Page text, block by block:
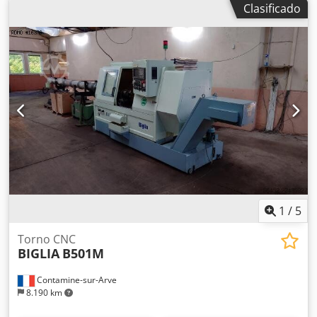
6000 kg Máquina completa con: • Mordaza de apriete
Autoblok de 25 mm • 6 portafresas fijas para mecanizado
interior • 5 portafresas fijas para mecanizado exterior • 1
Frontal • 4 motorizadas axiales + 2 radiales • Presetting •
Manuales de instrucciones con declaración CE
HUSILLO * Potencia de husillo : 5.5 |kW] - Diámetro
máximo en el banco : 320 [mm] - Precisión de indexación
eje C : 0.001 [°] TORRETA - Número de posiciones : 12 -
Carrera X/Z : 210/500 [mm] - Potencia herramientas
giratorias : 3.7 |kW] ALIMENTACIÓN ELÉCTRICA - Tensión
de alimentación : 400 [V] - Potencia instalada : 17 |kW]
DIMENSIONES TOTALES - Dimensiones en el suelo : 3900 X
1870 [mm] - Altura máquina : 1960 [mm] - Peso de la
máquina : 4300 [Kg] HORAS MÁQUINA - Horas en tensión :
50508 [h] - Horas de trabajo : 9147 [h] Crjdpfszrh Spox
Agref EQUIPAMIENTO - CNC : Fanuc 18-T - Recipiente de
riego - Transportador de virutas - Recuperador de piezas -
Mandril de pinzas
Clasificado
1 / 5
Contamine-sur-Arve
8.190 km
Torno CNC
BIGLIA B501M